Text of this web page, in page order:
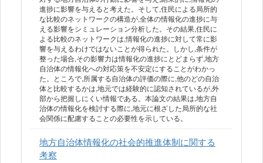
進捗に影響を与えると考えた。そして,住民による局所的
な比較のネットワークの構造が,全体の情報化の進捗に与
える影響をシミュレーション分析した。その結果,住民に
よる比較のネットワークは,情報化の進捗に対して常に影
響を与えるわけではないことが得られた。しかし,条件が
整った場合,その影響力は情報化の進捗にとどまらず,地方
自治体の情報化への対応策を不安定にすることがわかっ
た。ところで,所属する自治体の評価の際に,他のどの自治
体と比較するかは,地元では経験的に認知されているが,外
部から把握しにくい情報である。本論文の結果は,地方自
治体の情報化を検討する際に,地元に根ざした局所的な社
会関係に配慮することの必要性を示している。
地方自治体情報化の社会的推進体制に関する
考察